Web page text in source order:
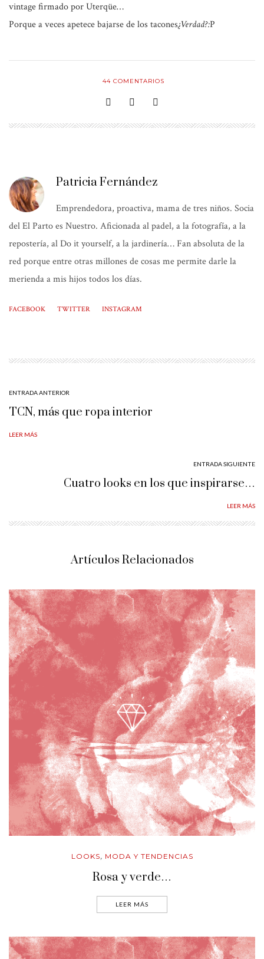
vintage firmado por Uterqüe…
Porque a veces apetece bajarse de los tacones¿Verdad?:P
44 COMENTARIOS
Patricia Fernández
Emprendedora, proactiva, mama de tres niños. Socia
del El Parto es Nuestro. Aficionada al padel, a la fotografía, a la
repostería, al Do it yourself, a la jardinería… Fan absoluta de la
red porque entre otras millones de cosas me permite darle la
merienda a mis hijos todos los días.
FACEBOOK TWITTER INSTAGRAM
ENTRADA ANTERIOR
TCN, más que ropa interior
LEER MÁS
ENTRADA SIGUIENTE
Cuatro looks en los que inspirarse…
LEER MÁS
Artículos Relacionados
LOOKS, MODA Y TENDENCIAS
Rosa y verde…
LEER MÁS